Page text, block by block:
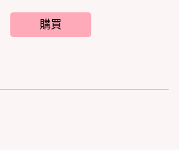
購買